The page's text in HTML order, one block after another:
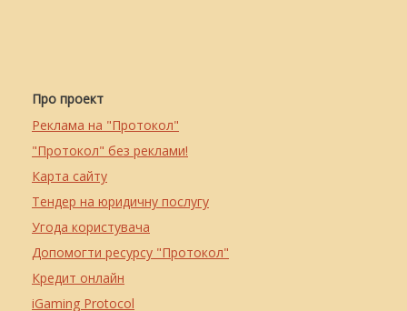
Про проект
Реклама на "Протокол"
"Протокол" без реклами!
Карта сайту
Тендер на юридичну послугу
Угода користувача
Допомогти ресурсу "Протокол"
Кредит онлайн
iGaming Protocol